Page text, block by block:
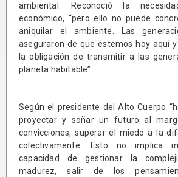
ambiental. Reconoció la
económico, “pero ello no puede
aniquilar el ambiente. Las
aseguraron de que estemos hoy aquí
la obligación de transmitir a las
planeta habitable”.
Según el presidente del Alto Cuerpo
proyectar y soñar un futuro al
convicciones, superar el miedo a la
colectivamente. Esto no implica
capacidad de gestionar la
madurez, salir de los